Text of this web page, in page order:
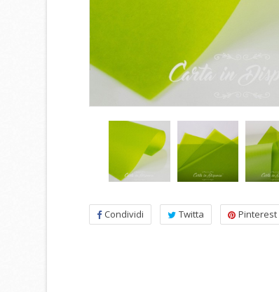
Condividi Twitta Pinterest